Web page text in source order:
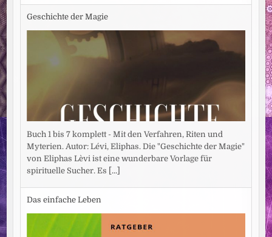
Geschichte der Magie
Buch 1 bis 7 komplett - Mit den Verfahren, Riten und
Myterien. Autor: Lévi, Eliphas. Die "Geschichte der Magie"
von Eliphas Lèvi ist eine wunderbare Vorlage für
spirituelle Sucher. Es [...]
Das einfache Leben